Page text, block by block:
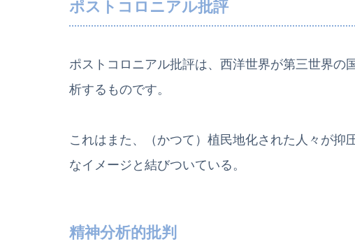
ポストコロニアル批評
ポストコロニアル批評は、西洋世界が第三世界の
析するものです。
これはまた、（かつて）植民地化された人々が抑
なイメージと結びついている。
精神分析的批判